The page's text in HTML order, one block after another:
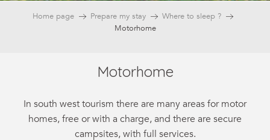
Home page Prepare my stay
Where to sleep ?
Motorhome
Motorhome
In south west tourism there are many areas for motor
homes, free or with a charge, and there are secure
campsites, with full services.